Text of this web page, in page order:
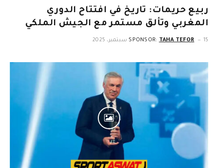
ربيع حريمات: تاريخ في افتتاح الدوري
المغربي وتألق مستمر مع الجيش الملكي
SPONSOR: TAHA TEFOR 15 سبتمبر، 2025